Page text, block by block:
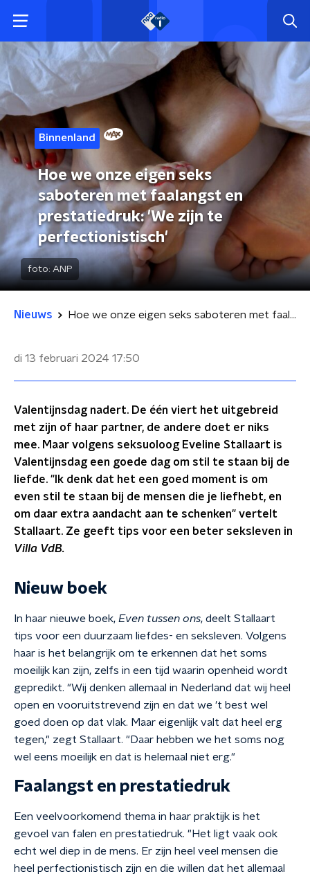
Binnenland
Hoe we onze eigen seks
saboteren met faalangst en
prestatiedruk: 'We zijn te
perfectionistisch'
foto: ANP
Nieuws Hoe we onze eigen seks saboteren met faalangst en prestatiedruk: 'We zijn te perfectionistisch'
di 13 februari 2024 17:50
Valentijnsdag nadert. De één viert het uitgebreid
met zijn of haar partner, de andere doet er niks
mee. Maar volgens seksuoloog Eveline Stallaart is
Valentijnsdag een goede dag om stil te staan bij de
liefde. "Ik denk dat het een goed moment is om
even stil te staan bij de mensen die je liefhebt, en
om daar extra aandacht aan te schenken" vertelt
Stallaart. Ze geeft tips voor een beter seksleven in
Villa VdB.
Nieuw boek
In haar nieuwe boek, Even tussen ons, deelt Stallaart
tips voor een duurzaam liefdes- en seksleven. Volgens
haar is het belangrijk om te erkennen dat het soms
moeilijk kan zijn, zelfs in een tijd waarin openheid wordt
gepredikt. "Wij denken allemaal in Nederland dat wij heel
open en vooruitstrevend zijn en dat we 't best wel
goed doen op dat vlak. Maar eigenlijk valt dat heel erg
tegen," zegt Stallaart. "Daar hebben we het soms nog
wel eens moeilijk en dat is helemaal niet erg."
Faalangst en prestatiedruk
Een veelvoorkomend thema in haar praktijk is het
gevoel van falen en prestatiedruk. "Het ligt vaak ook
echt wel diep in de mens. Er zijn heel veel mensen die
heel perfectionistisch zijn en die willen dat het allemaal